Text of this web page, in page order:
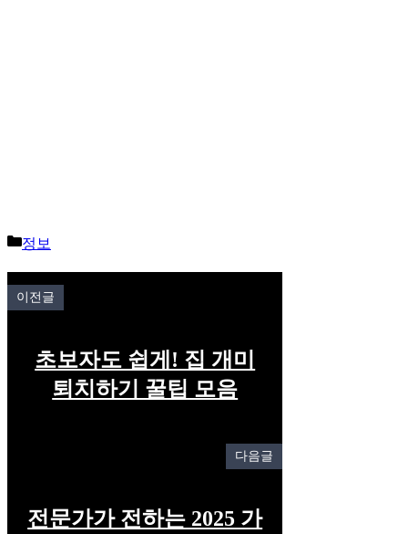
Categories
정보
이전글
초보자도 쉽게! 집 개미
퇴치하기 꿀팁 모음
다음글
전문가가 전하는 2025 가